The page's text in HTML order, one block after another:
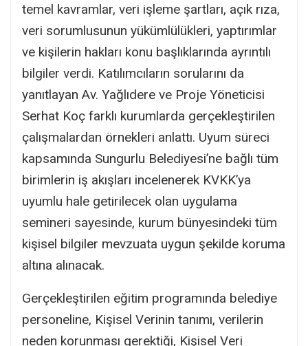
temel kavramlar, veri işleme şartları, açık rıza,
veri sorumlusunun yükümlülükleri, yaptırımlar
ve kişilerin hakları konu başlıklarında ayrıntılı
bilgiler verdi. Katılımcıların sorularını da
yanıtlayan Av. Yağlıdere ve Proje Yöneticisi
Serhat Koç farklı kurumlarda gerçekleştirilen
çalışmalardan örnekleri anlattı. Uyum süreci
kapsamında Sungurlu Belediyesi’ne bağlı tüm
birimlerin iş akışları incelenerek KVKK’ya
uyumlu hale getirilecek olan uygulama
semineri sayesinde, kurum bünyesindeki tüm
kişisel bilgiler mevzuata uygun şekilde koruma
altına alınacak.
Gerçekleştirilen eğitim programında belediye
personeline, Kişisel Verinin tanımı, verilerin
neden korunması gerektiği, Kişisel Veri